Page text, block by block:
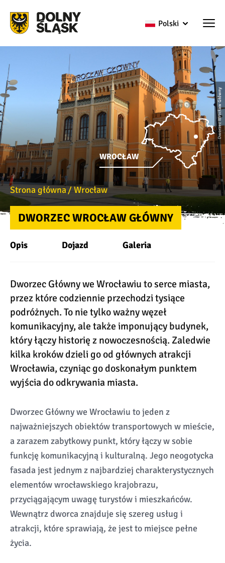
Polski
Dworzec Wrocław Główny
Strona główna Wrocław
DWORZEC WROCŁAW GŁÓWNY
WROCŁAW
Opis Dojazd Galeria
Dworzec Główny we Wrocławiu to serce miasta,
przez które codziennie przechodzi tysiące
podróżnych. To nie tylko ważny węzeł
komunikacyjny, ale także imponujący budynek,
który łączy historię z nowoczesnością. Zaledwie
kilka kroków dzieli go od głównych atrakcji
Wrocławia, czyniąc go doskonałym punktem
wyjścia do odkrywania miasta.
Dworzec Główny we Wrocławiu to jeden z
najważniejszych obiektów transportowych w mieście,
a zarazem zabytkowy punkt, który łączy w sobie
funkcję komunikacyjną i kulturalną. Jego neogotycka
fasada jest jednym z najbardziej charakterystycznych
elementów wrocławskiego krajobrazu,
przyciągającym uwagę turystów i mieszkańców.
Wewnątrz dworca znajduje się szereg usług i
atrakcji, które sprawiają, że jest to miejsce pełne
życia.